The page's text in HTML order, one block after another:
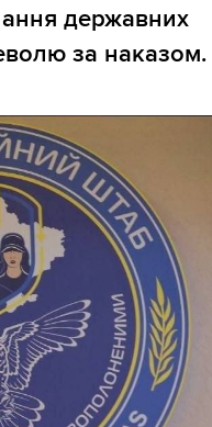
державних
за наказом.